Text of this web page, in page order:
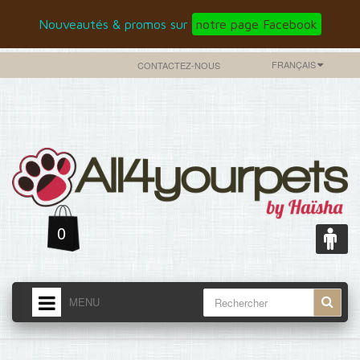
Nouveautés & promos sur notre page Facebook
FRANÇAIS
CONTACTEZ-NOUS
0
MENU
ACCUEIL